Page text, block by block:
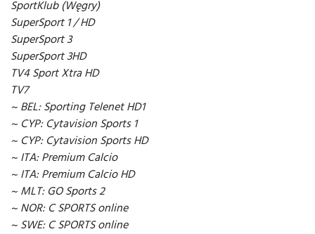
SportKlub (Węgry)
SuperSport 1 / HD
SuperSport 3
SuperSport 3HD
TV4 Sport Xtra HD
TV7
~ BEL: Sporting Telenet HD1
~ CYP: Cytavision Sports 1
~ CYP: Cytavision Sports HD
~ ITA: Premium Calcio
~ ITA: Premium Calcio HD
~ MLT: GO Sports 2
~ NOR: C SPORTS online
~ SWE: C SPORTS online